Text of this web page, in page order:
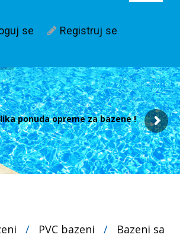
se Registruj se
ponuda opreme za bazene !
/ PVC bazeni /
Bazeni sa